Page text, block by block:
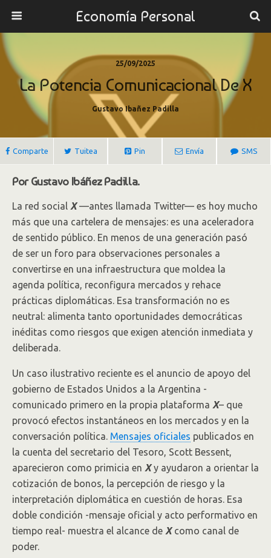
Economía Personal
25/09/2025
La Potencia Comunicacional De X
Gustavo Ibañez Padilla
Comparte Tuitea Pin Envía SMS
Por Gustavo Ibáñez Padilla.
La red social X—antes llamada Twitter— es hoy mucho
más que una cartelera de mensajes: es una aceleradora
de sentido público. En menos de una generación pasó
de ser un foro para observaciones personales a
convertirse en una infraestructura que moldea la
agenda política, reconfigura mercados y rehace
prácticas diplomáticas. Esa transformación no es
neutral: alimenta tanto oportunidades democráticas
inéditas como riesgos que exigen atención inmediata y
deliberada.
Un caso ilustrativo reciente es el anuncio de apoyo del
gobierno de Estados Unidos a la Argentina -
comunicado primero en la propia plataforma X– que
provocó efectos instantáneos en los mercados y en la
conversación política. Mensajes oficiales publicados en
la cuenta del secretario del Tesoro, Scott Bessent,
aparecieron como primicia en Xy ayudaron a orientar la
cotización de bonos, la percepción de riesgo y la
interpretación diplomática en cuestión de horas. Esa
doble condición -mensaje oficial y acto performativo en
tiempo real- muestra el alcance de Xcomo canal de
poder.